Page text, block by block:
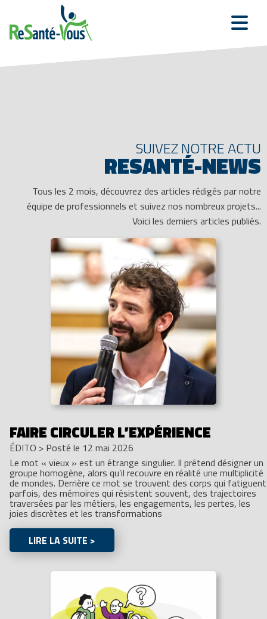
SUIVEZ NOTRE ACTU
RESANTÉ-NEWS
Tous les 2 mois, découvrez des articles rédigés par notre
équipe de professionnels et suivez nos nombreux projets...
Voici les derniers articles publiés.
FAIRE CIRCULER L’EXPÉRIENCE
ÉDITO > Posté le 12 mai 2026
Le mot « vieux » est un étrange singulier. Il prétend désigner un
groupe homogène, alors qu’il recouvre en réalité une multiplicité
de mondes. Derrière ce mot se trouvent des corps qui fatiguent
parfois, des mémoires qui résistent souvent, des trajectoires
traversées par les métiers, les engagements, les pertes, les
joies discrètes et les transformations
LIRE LA SUITE >